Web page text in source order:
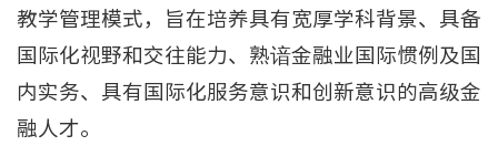
教学管理模式，旨在培养具有宽厚学科背景、具备
国际化视野和交往能力、熟谙金融业国际惯例及国
内实务、具有国际化服务意识和创新意识的高级金
融人才。